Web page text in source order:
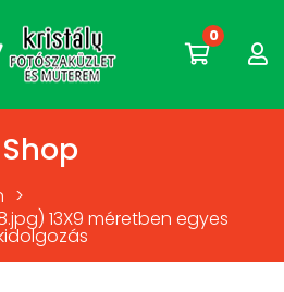
0
Shop
>
13X9 méretben egyes